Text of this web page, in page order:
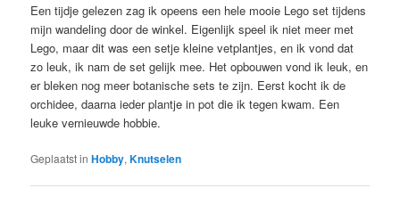
Een tijdje gelezen zag ik opeens een hele mooie Lego set tijdens
mijn wandeling door de winkel. Eigenlijk speel ik niet meer met
Lego, maar dit was een setje kleine vetplantjes, en ik vond dat
zo leuk, ik nam de set gelijk mee. Het opbouwen vond ik leuk, en
er bleken nog meer botanische sets te zijn. Eerst kocht ik de
orchidee, daarna ieder plantje in pot die ik tegen kwam. Een
leuke vernieuwde hobbie.
Geplaatst in Hobby,Knutselen